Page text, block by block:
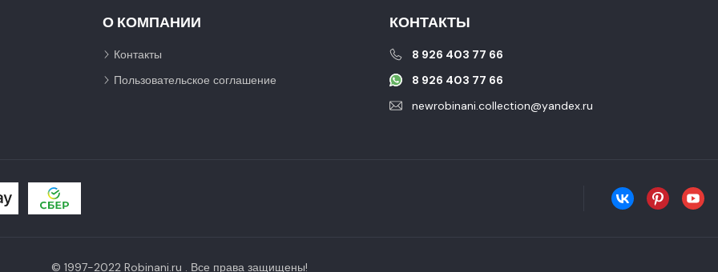
О КОМПАНИИ
Контакты
Пользовательское соглашение
КОНТАКТЫ
8 926 403 77 66
8 926 403 77 66
newrobinani.collection@yandex.ru
© 1997-2022 Robinani.ru . Все права защищены!